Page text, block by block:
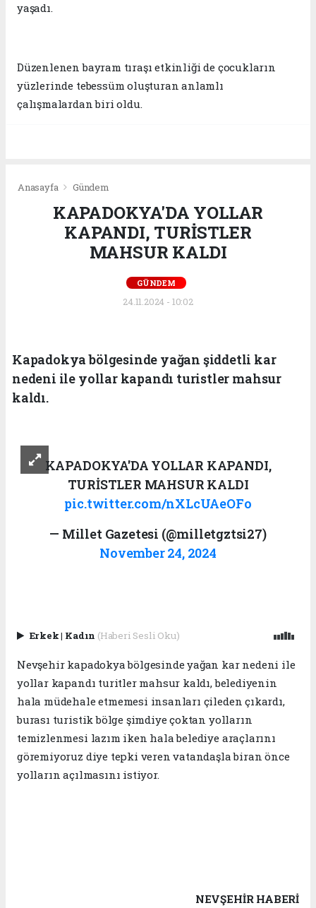
yaşadı.
Düzenlenen bayram tıraşı etkinliği de çocukların
yüzlerinde tebessüm oluşturan anlamlı
çalışmalardan biri oldu.
Anasayfa Gündem
KAPADOKYA'DA YOLLAR
KAPANDI, TURİSTLER
MAHSUR KALDI
GÜNDEM
24.11.2024 - 10:02
Kapadokya bölgesinde yağan şiddetli kar
nedeni ile yollar kapandı turistler mahsur
kaldı.
KAPADOKYA'DA YOLLAR KAPANDI,
TURİSTLER MAHSUR KALDI
pic.twitter.com/nXLcUAeOFo
— Millet Gazetesi (@milletgztsi27)
November 24, 2024
Erkek| Kadın (Haberi Sesli Oku)
Nevşehir kapadokya bölgesinde yağan kar nedeni ile
yollar kapandı turitler mahsur kaldı, belediyenin
hala müdehale etmemesi insanları çileden çıkardı,
burası turistik bölge şimdiye çoktan yolların
temizlenmesi lazım iken hala belediye araçlarını
göremiyoruz diye tepki veren vatandaşla biran önce
yolların açılmasını istiyor.
NEVŞEHIR HABERİ